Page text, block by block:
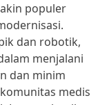
populer
dan robotik,
menjalani
dan minim
medis